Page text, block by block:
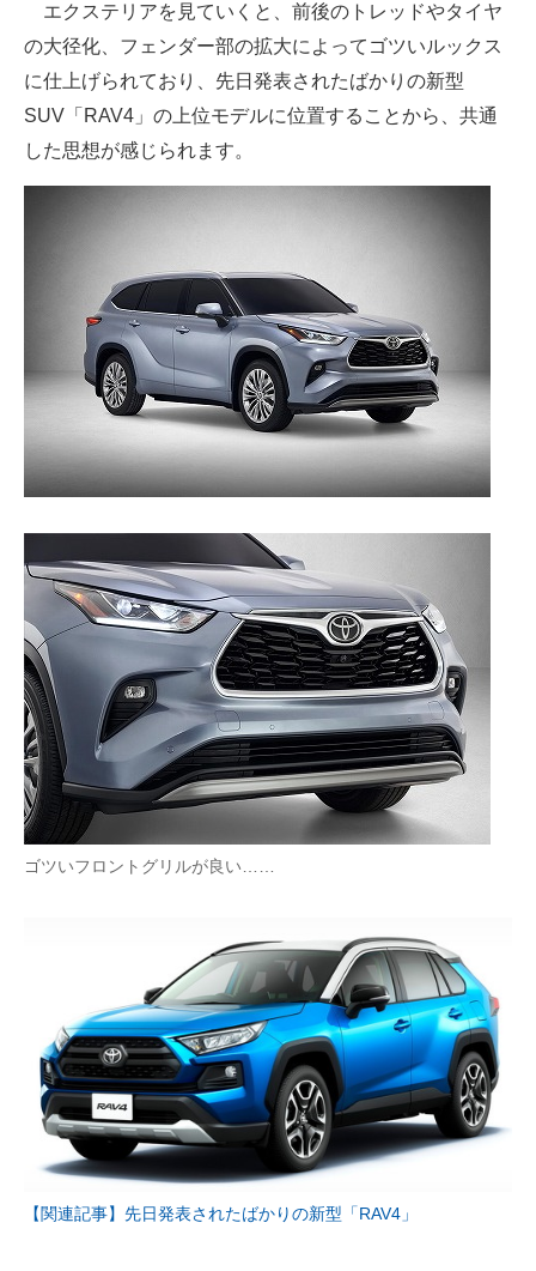
エクステリアを見ていくと、前後のトレッドやタイヤ
の大径化、フェンダー部の拡大によってゴツいルックス
に仕上げられており、先日発表されたばかりの新型
SUV「RAV4」の上位モデルに位置することから、共通
した思想が感じられます。
ゴツいフロントグリルが良い……
【関連記事】先日発表されたばかりの新型「RAV4」